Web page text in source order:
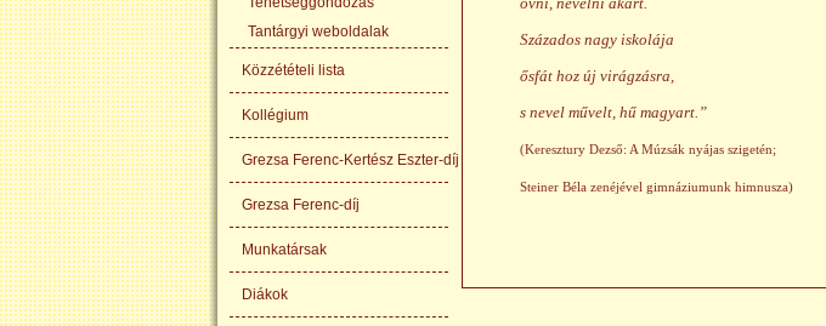
Tantárgyi weboldalak
Közzétételi lista
Kollégium
Grezsa Ferenc-Kertész Eszter-díj
Grezsa Ferenc-díj
Munkatársak
Diákok
Százados nagy iskolája
ősfát hoz új virágzásra,
s nevel művelt, hű magyart.”
(Keresztury Dezső: A Múzsák nyájas szigetén;
Steiner Béla zenéjével gimnáziumunk himnusza)